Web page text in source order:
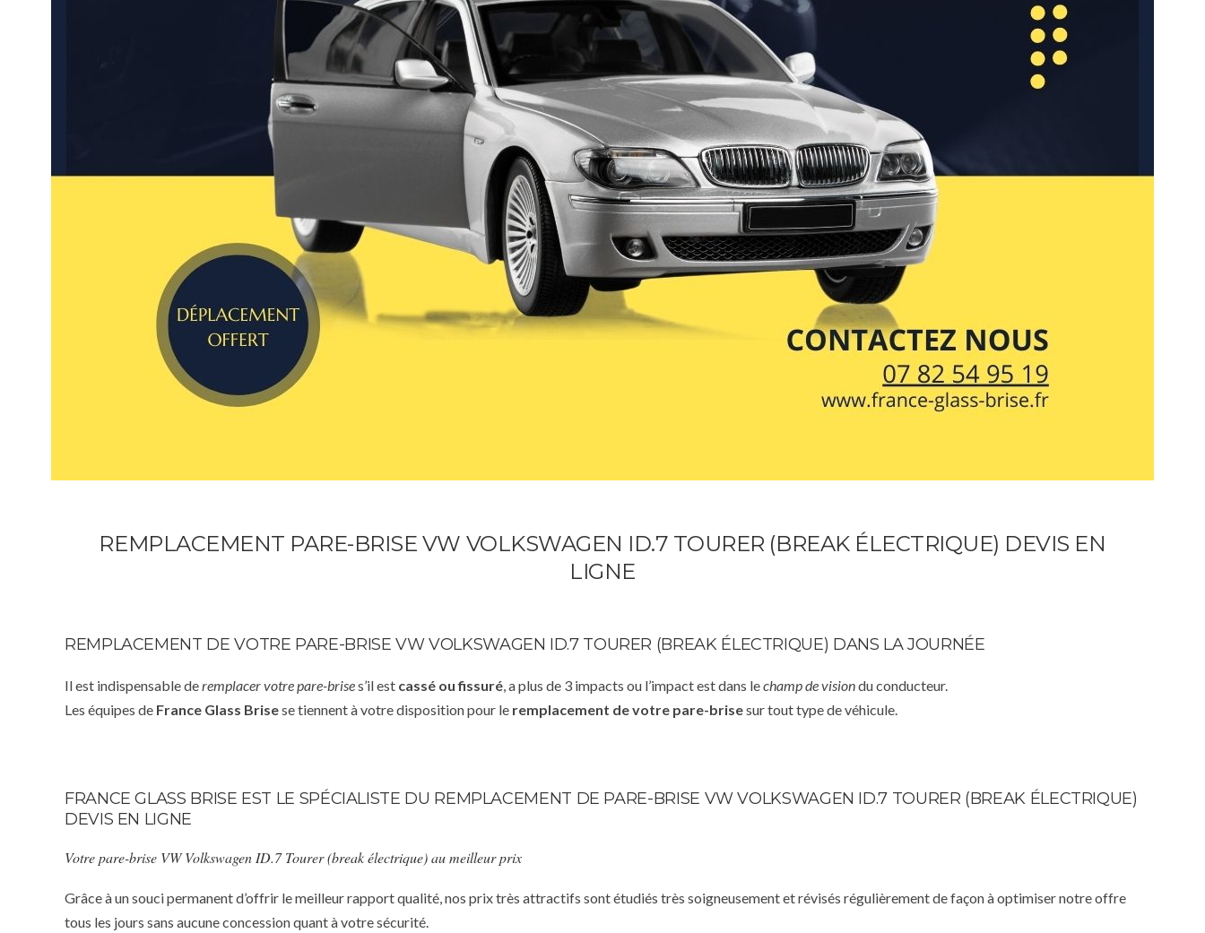
REMPLACEMENT PARE-BRISE VW VOLKSWAGEN ID.7 TOURER (BREAK ÉLECTRIQUE) DEVIS EN
LIGNE
REMPLACEMENT DE VOTRE PARE-BRISE VW VOLKSWAGEN ID.7 TOURER (BREAK ÉLECTRIQUE) DANS LA JOURNÉE
Il est indispensable deremplacer votre pare-brises’il est cassé ou fissuré, a plus de 3 impacts ou l’impact est dans lechamp de visiondu conducteur.
Les équipes de France Glass Brisese tiennent à votre disposition pour le remplacement de votre pare-brisesur tout type de véhicule.
FRANCE GLASS BRISE EST LE SPÉCIALISTE DU REMPLACEMENT DE PARE-BRISE VW VOLKSWAGEN ID.7 TOURER (BREAK ÉLECTRIQUE)
DEVIS EN LIGNE
Votre pare-brise VW Volkswagen ID.7 Tourer (break électrique) au meilleur prix
Grâce à un souci permanent d’offrir le meilleur rapport qualité, nos prix très attractifs sont étudiés très soigneusement et révisés régulièrement de façon à optimiser notre offre
tous les jours sans aucune concession quant à votre sécurité.